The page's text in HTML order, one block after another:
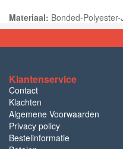
Materiaal: Bonded-
Klantenservice
Contact
Klachten
Algemene Voorwaarden
Privacy policy
Bestelinformatie